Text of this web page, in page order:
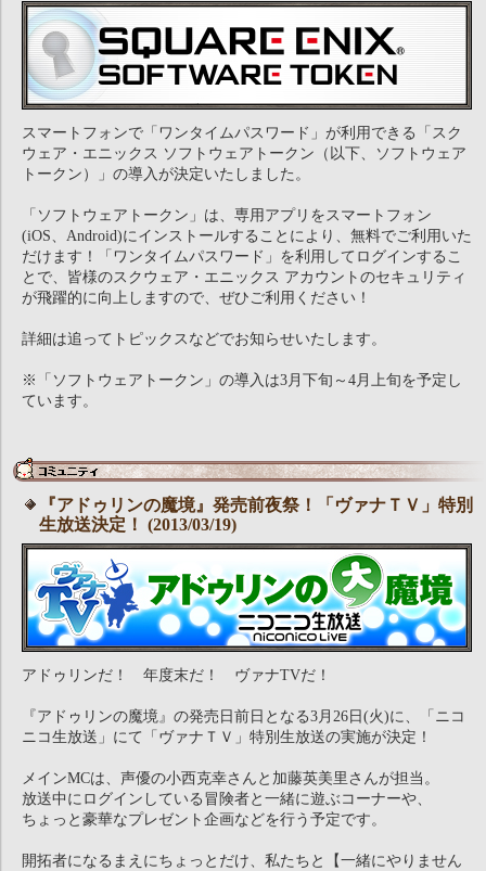
スマートフォンで「ワンタイムパスワード」が利用できる「スク
ウェア・エニックス ソフトウェアトークン（以下、ソフトウェア
トークン）」の導入が決定いたしました。
「ソフトウェアトークン」は、専用アプリをスマートフォン
(iOS、Android)にインストールすることにより、無料でご利用いた
だけます！「ワンタイムパスワード」を利用してログインするこ
とで、皆様のスクウェア・エニックス アカウントのセキュリティ
が飛躍的に向上しますので、ぜひご利用ください！
詳細は追ってトピックスなどでお知らせいたします。
※「ソフトウェアトークン」の導入は3月下旬～4月上旬を予定し
ています。
『アドゥリンの魔境』発売前夜祭！「ヴァナＴＶ」特別
生放送決定！ (2013/03/19)
アドゥリンだ！ 年度末だ！ ヴァナTVだ！
『アドゥリンの魔境』の発売日前日となる3月26日(火)に、「ニコ
ニコ生放送」にて「ヴァナＴＶ」特別生放送の実施が決定！
メインMCは、声優の小西克幸さんと加藤英美里さんが担当。
放送中にログインしている冒険者と一緒に遊ぶコーナーや、
ちょっと豪華なプレゼント企画などを行う予定です。
開拓者になるまえにちょっとだけ、私たちと【一緒にやりません